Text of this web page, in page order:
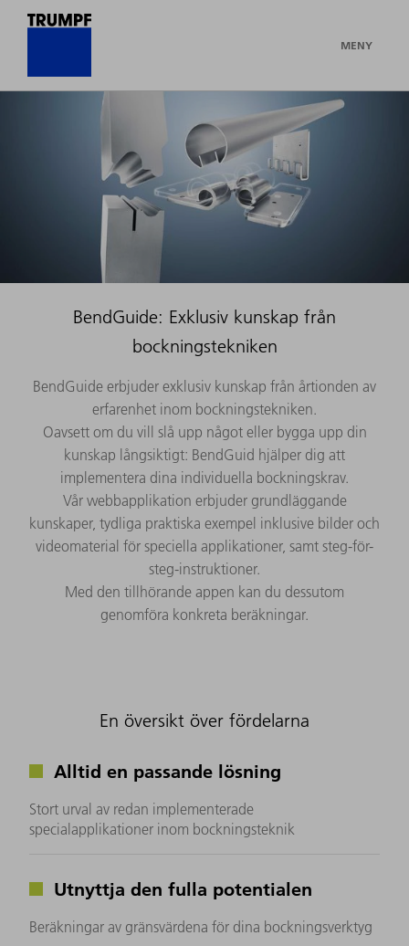
MENY
BendGuide: Exklusiv kunskap från
bockningstekniken
BendGuide erbjuder exklusiv kunskap från årtionden av
erfarenhet inom bockningstekniken.
Oavsett om du vill slå upp något eller bygga upp din
kunskap långsiktigt: BendGuid hjälper dig att
implementera dina individuella bockningskrav.
Vår webbapplikation erbjuder grundläggande
kunskaper, tydliga praktiska exempel inklusive bilder och
videomaterial för speciella applikationer, samt steg-för-
steg-instruktioner.
Med den tillhörande appen kan du dessutom
genomföra konkreta beräkningar.
En översikt över fördelarna
Alltid en passande lösning
Stort urval av redan implementerade
specialapplikationer inom bockningsteknik
Utnyttja den fulla potentialen
Beräkningar av gränsvärdena för dina bockningsverktyg